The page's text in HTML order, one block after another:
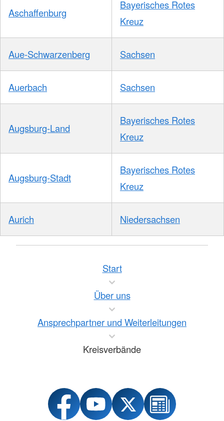
Aschaffenburg
Bayerisches Rotes
Kreuz
Aue-Schwarzenberg Sachsen
Auerbach Sachsen
Augsburg-Land
Bayerisches Rotes
Kreuz
Augsburg-Stadt
Bayerisches Rotes
Kreuz
Aurich Niedersachsen
Start
Über uns
Ansprechpartner und Weiterleitungen
Kreisverbände